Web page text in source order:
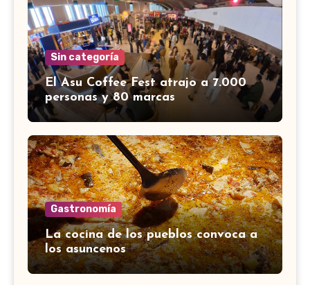
Sin categoría
El Asu Coffee Fest atrajo a 7.000
personas y 80 marcas
Gastronomía
La cocina de los pueblos convoca a
los asuncenos